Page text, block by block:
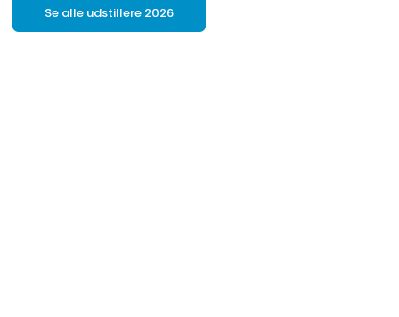
Se alle udstillere 2026